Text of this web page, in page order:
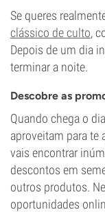
Se queres
clássico de culto,
Depois de um dia
terminar a noite.
Descobre as
Quando chega o
aproveitam para te
vais encontrar
descontos em
outros produtos.
oportunidades